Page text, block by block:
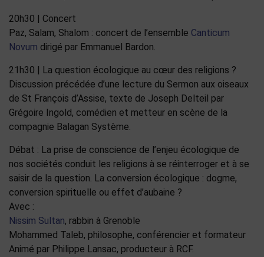
20h30 | Concert
Paz, Salam, Shalom : concert de l’ensemble Canticum
Novum dirigé par Emmanuel Bardon.
21h30 | La question écologique au cœur des religions ?
Discussion précédée d’une lecture du Sermon aux oiseaux
de St François d’Assise, texte de Joseph Delteil par
Grégoire Ingold, comédien et metteur en scène de la
compagnie Balagan Système.
Débat : La prise de conscience de l’enjeu écologique de
nos sociétés conduit les religions à se réinterroger et à se
saisir de la question. La conversion écologique : dogme,
conversion spirituelle ou effet d’aubaine ?
Avec :
Nissim Sultan, rabbin à Grenoble
Mohammed Taleb, philosophe, conférencier et formateur
Animé par Philippe Lansac, producteur à RCF.